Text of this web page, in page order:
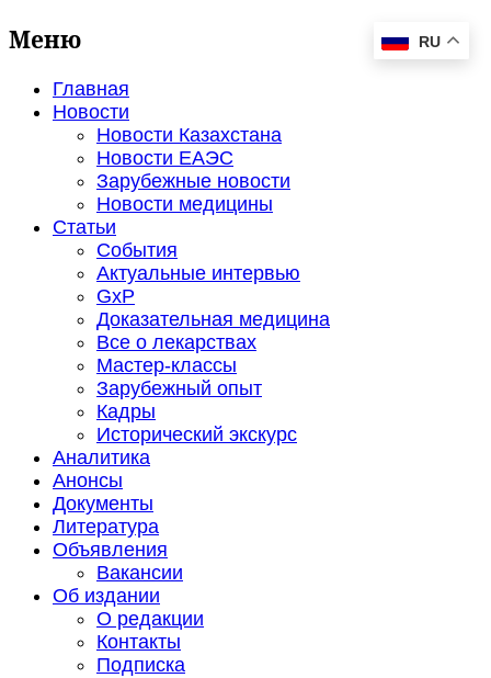
Меню
Главная
Новости
Новости Казахстана
Новости ЕАЭС
Зарубежные новости
Новости медицины
Статьи
События
Актуальные интервью
GxP
Доказательная медицина
Все о лекарствах
Мастер-классы
Зарубежный опыт
Кадры
Исторический экскурс
Аналитика
Анонсы
Документы
Литература
Объявления
Вакансии
Об издании
О редакции
Контакты
Подписка
RU